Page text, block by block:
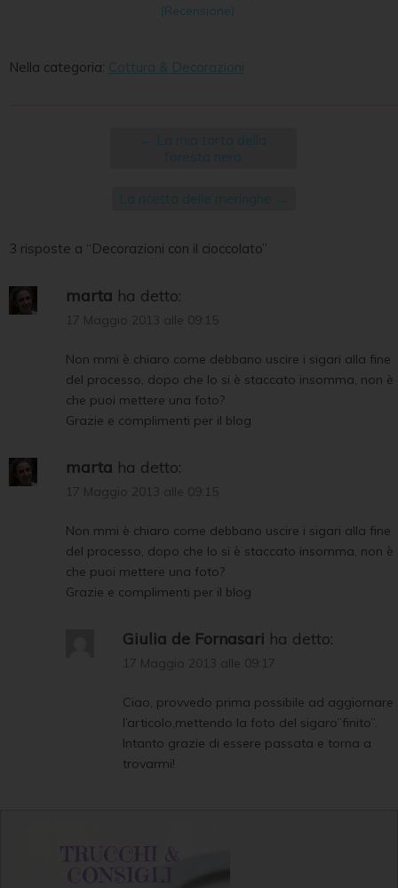
(Recensione)
Nella categoria: Cottura & Decorazioni
← La mia torta della
foresta nera
La ricetta delle meringhe →
3 risposte a “Decorazioni con il cioccolato”
marta ha detto:
17 Maggio 2013 alle 09:15
Non mmi è chiaro come debbano uscire i sigari alla fine
del processo, dopo che lo si è staccato insomma, non è
che puoi mettere una foto?
Grazie e complimenti per il blog
marta ha detto:
17 Maggio 2013 alle 09:15
Non mmi è chiaro come debbano uscire i sigari alla fine
del processo, dopo che lo si è staccato insomma, non è
che puoi mettere una foto?
Grazie e complimenti per il blog
Giulia de Fornasari ha detto:
17 Maggio 2013 alle 09:17
Ciao, provvedo prima possibile ad aggiornare
l’articolo,mettendo la foto del sigaro”finito”.
Intanto grazie di essere passata e torna a
trovarmi!